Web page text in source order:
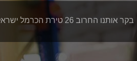
בקר אותנו החרוב 26 טירת הכרמל ישראל